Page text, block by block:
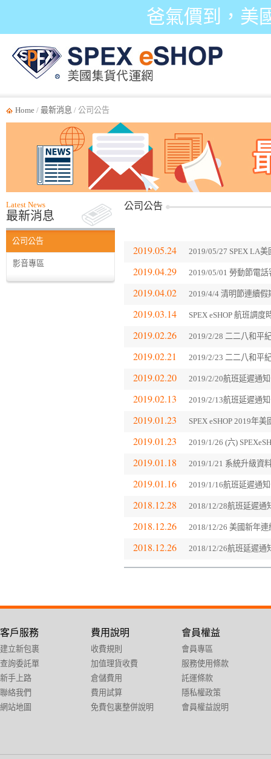
爸氣價到，美
Home / 最新消息 / 公司公告
Latest News
最新消息
公司公告
影音專區
公司公告
2019.05.24 2019/05/27 SPEX LA
2019.04.29 2019/05/01 勞動節電
2019.04.02 2019/4/4 清明節連續
2019.03.14 SPEX eSHOP 航班調度
2019.02.26 2019/2/28 二二八和平
2019.02.21 2019/2/23 二二八和平
2019.02.20 2019/2/20航班延遲通
2019.02.13 2019/2/13航班延遲通
2019.01.23 SPEX eSHOP 2019年
2019.01.23 2019/1/26 (六)
2019.01.18 2019/1/21 系統升級資
2019.01.16 2019/1/16航班延遲通
2018.12.28 2018/12/28航班延遲通
2018.12.26 2018/12/26 美國新年
2018.12.26 2018/12/26航班延遲通
客戶服務
建立新包裹
查詢委託單
新手上路
聯絡我們
網站地圖
費用說明
收費規則
加值理貨收費
倉儲費用
費用試算
免費包裏整併說明
會員權益
會員專區
服務使用條款
託運條款
隱私權政策
會員權益說明